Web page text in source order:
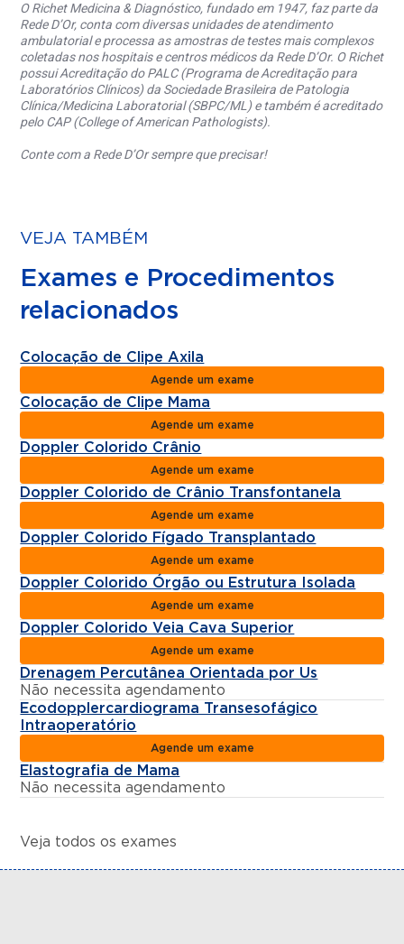
O Richet Medicina & Diagnóstico, fundado em 1947, faz parte da
Rede D’Or, conta com diversas unidades de atendimento
ambulatorial e processa as amostras de testes mais complexos
coletadas nos hospitais e centros médicos da Rede D’Or. O Richet
possui Acreditação do PALC (Programa de Acreditação para
Laboratórios Clínicos) da Sociedade Brasileira de Patologia
Clínica/Medicina Laboratorial (SBPC/ML) e também é acreditado
pelo CAP (College of American Pathologists).
Conte com a Rede D’Or sempre que precisar!
VEJA TAMBÉM
Exames e Procedimentos
relacionados
Colocação de Clipe Axila
Agende um exame
Colocação de Clipe Mama
Agende um exame
Doppler Colorido Crânio
Agende um exame
Doppler Colorido de Crânio Transfontanela
Agende um exame
Doppler Colorido Fígado Transplantado
Agende um exame
Doppler Colorido Órgão ou Estrutura Isolada
Agende um exame
Doppler Colorido Veia Cava Superior
Agende um exame
Drenagem Percutânea Orientada por Us
Não necessita agendamento
Ecodopplercardiograma Transesofágico
Intraoperatório
Agende um exame
Elastografia de Mama
Não necessita agendamento
Veja todos os exames